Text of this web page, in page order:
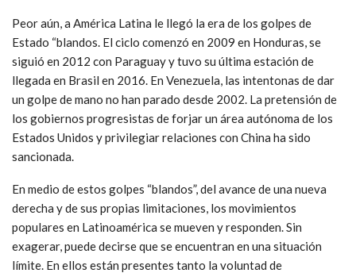
Peor aún, a América Latina le llegó la era de los golpes de
Estado “blandos. El ciclo comenzó en 2009 en Honduras, se
siguió en 2012 con Paraguay y tuvo su última estación de
llegada en Brasil en 2016. En Venezuela, las intentonas de dar
un golpe de mano no han parado desde 2002. La pretensión de
los gobiernos progresistas de forjar un área autónoma de los
Estados Unidos y privilegiar relaciones con China ha sido
sancionada.
En medio de estos golpes “blandos”, del avance de una nueva
derecha y de sus propias limitaciones, los movimientos
populares en Latinoamérica se mueven y responden. Sin
exagerar, puede decirse que se encuentran en una situación
límite. En ellos están presentes tanto la voluntad de